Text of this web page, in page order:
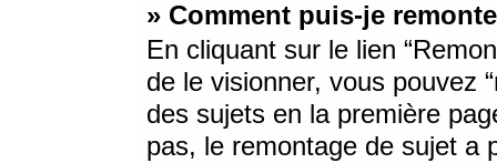
» Comment puis-je
En cliquant sur le lien
de le visionner, vous pouvez
des sujets en la première
pas, le remontage de sujet a